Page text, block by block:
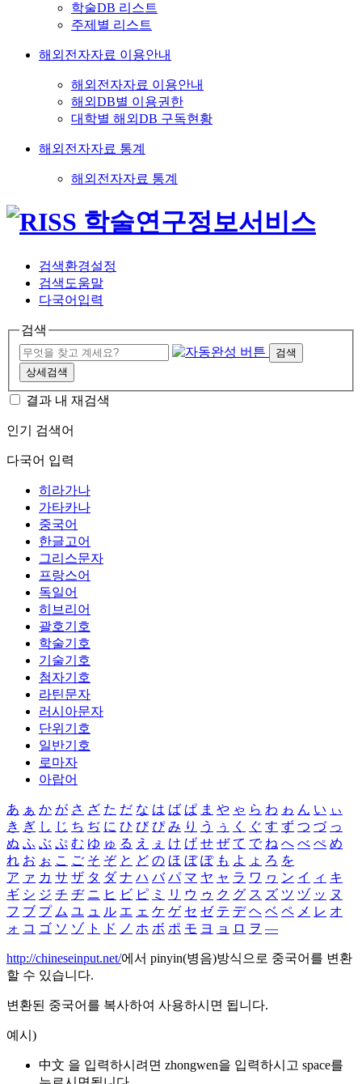
학술DB 리스트
주제별 리스트
해외전자자료 이용안내
해외전자자료 이용안내
해외DB별 이용권한
대학별 해외DB 구독현황
해외전자자료 통계
해외전자자료 통계
검색환경설정
검색도움말
다국어입력
검색
검색
상세검색
결과 내 재검색
인기 검색어
다국어 입력
히라가나
가타카나
중국어
한글고어
그리스문자
프랑스어
독일어
히브리어
괄호기호
학술기호
기술기호
첨자기호
라틴문자
러시아문자
단위기호
일반기호
로마자
아랍어
あ ぁ か が さ ざ た だ な は ば ぱ ま や ゃ ら わ ゎ ん い ぃ
き ぎ し じ ち ぢ に ひ び ぴ み り う ぅ く ぐ す ず つ づ っ
ぬ ふ ぶ ぷ む ゆ ゅ る え ぇ け げ せ ぜ て で ね へ べ ぺ め
れ お ぉ こ ご そ ぞ と ど の ほ ぼ ぽ も よ ょ ろ を
ア ァ カ サ ザ タ ダ ナ ハ バ パ マ ヤ ャ ラ ワ ヮ ン イ ィ キ
ギ シ ジ チ ヂ ニ ヒ ビ ピ ミ リ ウ ゥ ク グ ス ズ ツ ヅ ッ ヌ
フ ブ プ ム ユ ュ ル エ ェ ケ ゲ セ ゼ テ デ ヘ ベ ペ メ レ オ
ォ コ ゴ ソ ゾ ト ド ノ ホ ボ ポ モ ヨ ョ ロ ヲ ―
http://chineseinput.net/에서 pinyin(병음)방식으로 중국어를 변환
할 수 있습니다.
변환된 중국어를 복사하여 사용하시면 됩니다.
예시)
中文 을 입력하시려면 zhongwen을 입력하시고 space를